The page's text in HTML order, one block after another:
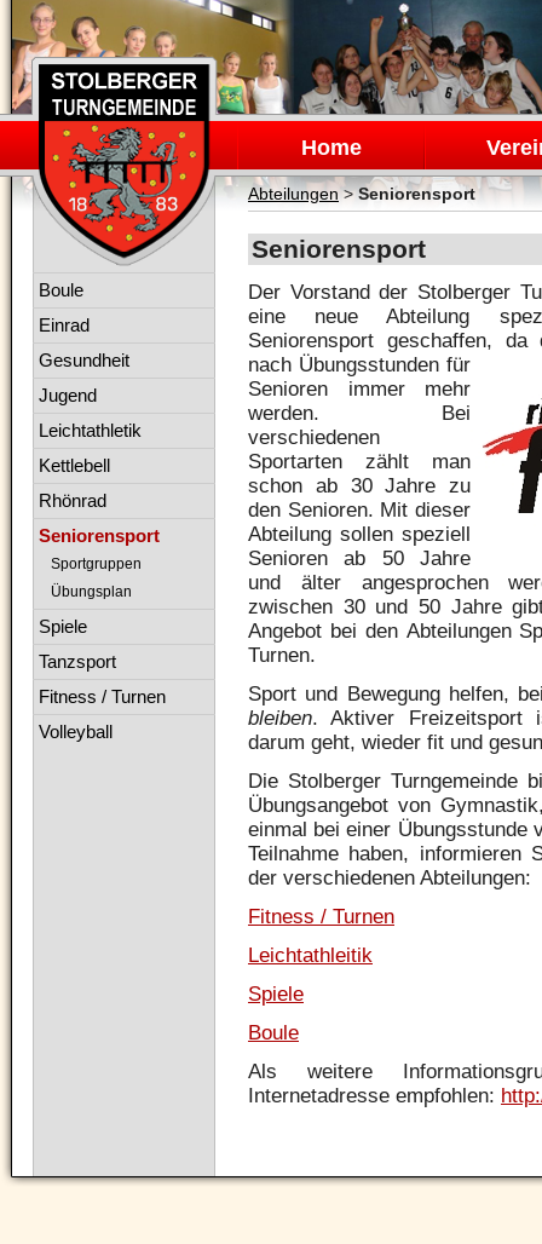
Navigation
überspringen
Home
Abteilungen>Seniorensport
Seniorensport
Der Vorstand der Stolberger
eine neue Abteilung
Seniorensport geschaffen, da
nach Übungsstunden für
Senioren immer mehr
werden. Bei
verschiedenen
Sportarten zählt man
schon ab 30 Jahre zu
den Senioren. Mit dieser
Abteilung sollen speziell
Senioren ab 50 Jahre
und älter angesprochen
zwischen 30 und 50 Jahre
Angebot bei den Abteilungen
Turnen.
Sport und Bewegung helfen,
bleiben. Aktiver Freizeitsport
darum geht, wieder fit und
Die Stolberger Turngemeinde
Übungsangebot von
einmal bei einer Übungsstunde
Teilnahme haben,
der verschiedenen Abteilungen:
Fitness / Turnen
Leichtathleitik
Spiele
Boule
Als weitere
Internetadresse empfohlen:
Navigation
Boule
Einrad
Gesundheit
Jugend
Leichtathletik
Kettlebell
Rhönrad
Seniorensport
Sportgruppen
Übungsplan
Spiele
Tanzsport
Fitness / Turnen
Volleyball
Navigation